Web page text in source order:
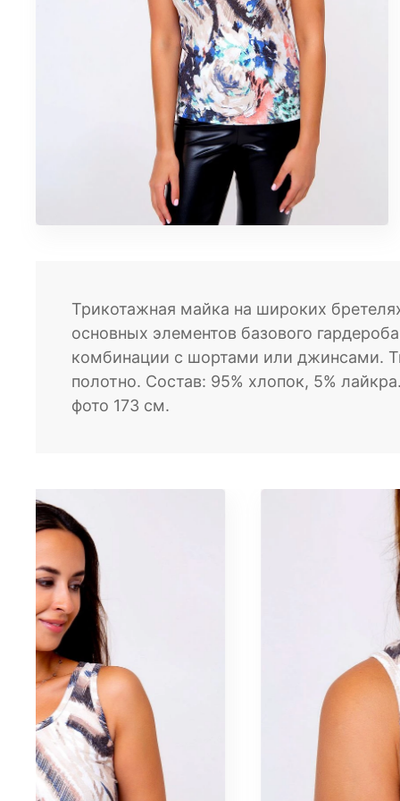
Брюки домашние
Джеггинсы
Комбинезоны
Джоггеры трикотажные
Лонгсливы
Пижамы
Платье домашнее
Свитшоты
Туники домашние
Джемперы
Костюмы
Майки
Платья
Рубашки
Сорочки
Толстовки
Туники
Футболки
Халаты
Шорты
Трикотажная майка на широких
основных элементов базового
комбинации с шортами или джинсами.
полотно. Состав: 95% хлопок, 5%
фото 173 см.